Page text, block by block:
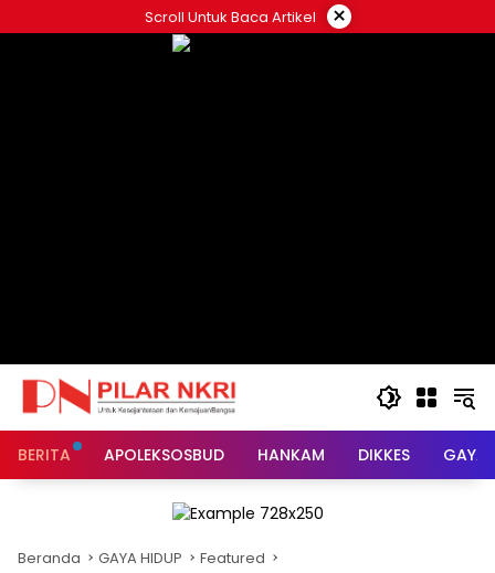
ke
Scroll Untuk Baca Artikel ×
BERITA APOLEKSOSBUD HANKAM DIKKES GAYA
Beranda GAYA HIDUP Featured